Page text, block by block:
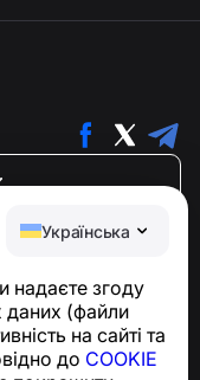
Українська
надаєте згоду
даних (файли
на сайті та
до COOKIE
телефонного